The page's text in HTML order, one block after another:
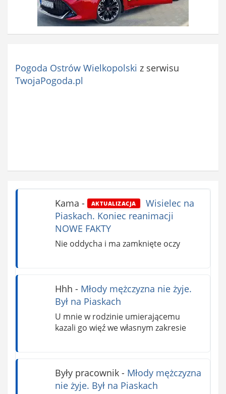
Pogoda Ostrów Wielkopolski z serwisu
TwojaPogoda.pl
Kama - AKTUALIZACJA
Wisielec na
Piaskach. Koniec reanimacji
NOWE FAKTY
Nie oddycha i ma zamknięte oczy
Hhh - Młody mężczyzna nie żyje.
Był na Piaskach
U mnie w rodzinie umierającemu
kazali go więź we własnym zakresie
Były pracownik- Młody mężczyzna
nie żyje. Był na Piaskach